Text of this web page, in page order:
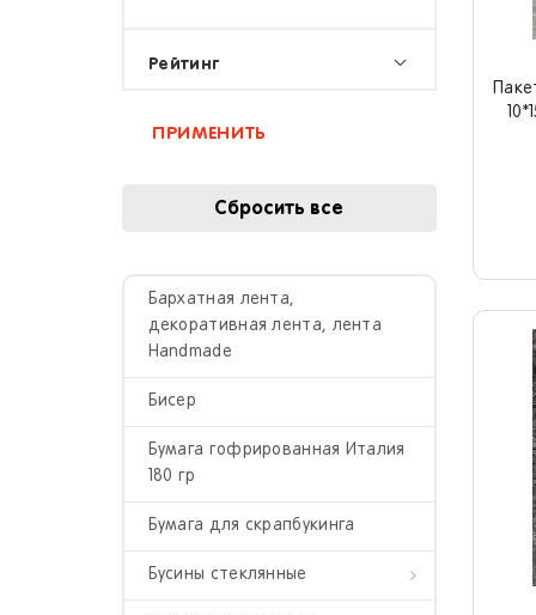
Рейтинг
2
Бархатная лента,
декоративная лента, лента
Handmade
Бисер
Бумага гофрированная Италия
180 гр
Бумага для скрапбукинга
Бусины стеклянные